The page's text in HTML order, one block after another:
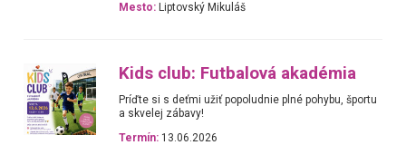
Mesto: Liptovský Mikuláš
Kids club: Futbalová akadémia
Príďte si s deťmi užiť popoludnie plné pohybu, športu
a skvelej zábavy!
Termín: 13.06.2026